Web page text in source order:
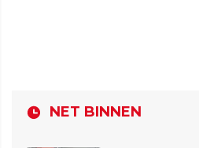
NET BINNEN